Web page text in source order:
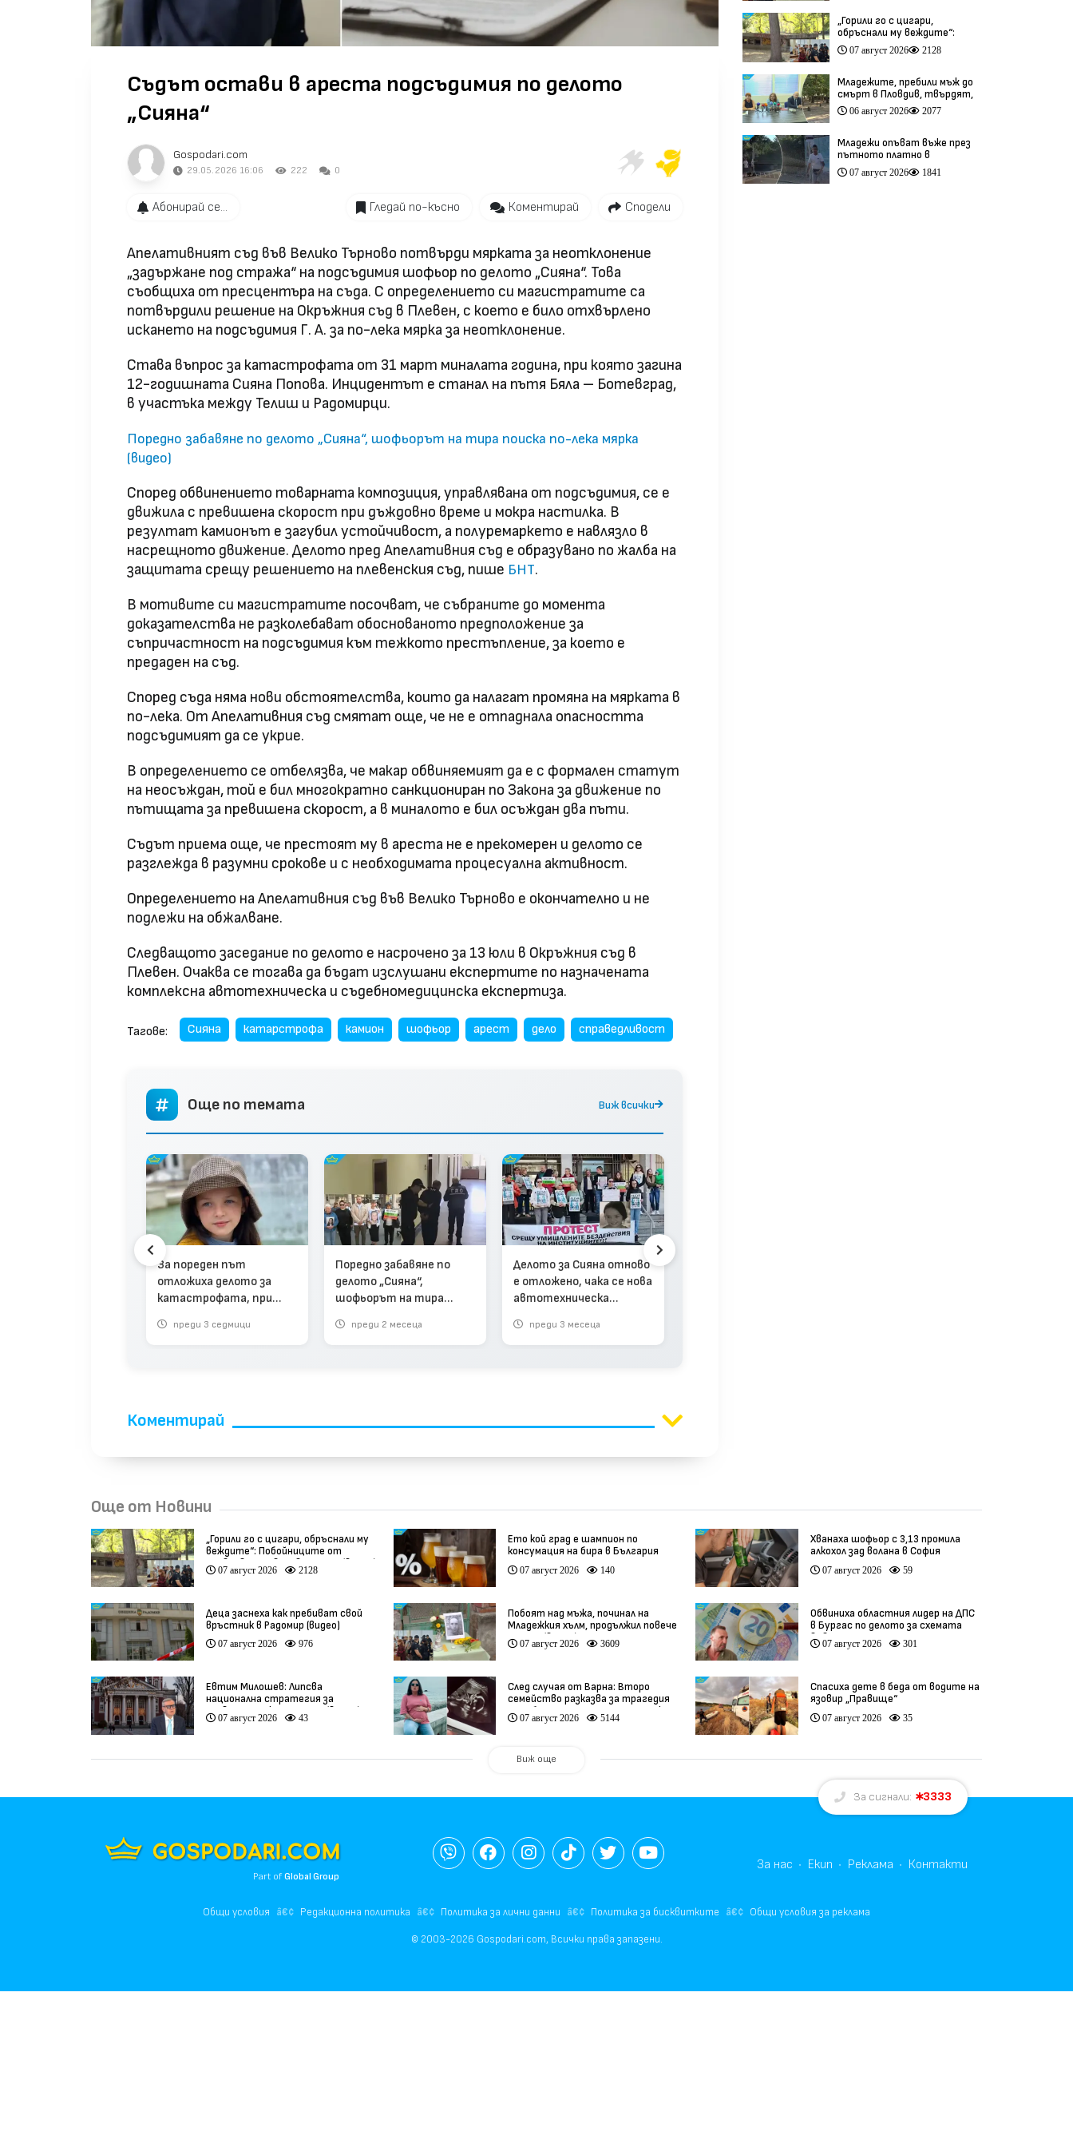
Съдът остави в ареста подсъдимия по делото
„Сияна“
Gospodari.com
29.05.2026 16:06 222 0
Абонирай се... Гледай по-късно Коментирай Сподели
Апелативният съд във Велико Търново потвърди мярката за неотклонение
„задържане под стража“ на подсъдимия шофьор по делото „Сияна“. Това
съобщиха от пресцентъра на съда. С определението си магистратите са
потвърдили решение на Окръжния съд в Плевен, с което е било отхвърлено
искането на подсъдимия Г. А. за по-лека мярка за неотклонение.
Става въпрос за катастрофата от 31 март миналата година, при която загина
12-годишната Сияна Попова. Инцидентът е станал на пътя Бяла – Ботевград,
в участъка между Телиш и Радомирци.
Поредно забавяне по делото „Сияна“, шофьорът на тира поиска по-лека мярка
(видео)
Според обвинението товарната композиция, управлявана от подсъдимия, се е
движила с превишена скорост при дъждовно време и мокра настилка. В
резултат камионът е загубил устойчивост, а полуремаркето е навлязло в
насрещното движение. Делото пред Апелативния съд е образувано по жалба на
защитата срещу решението на плевенския съд, пише БНТ.
В мотивите си магистратите посочват, че събраните до момента
доказателства не разколебават обоснованото предположение за
съпричастност на подсъдимия към тежкото престъпление, за което е
предаден на съд.
Според съда няма нови обстоятелства, които да налагат промяна на мярката в
по-лека. От Апелативния съд смятат още, че не е отпаднала опасността
подсъдимият да се укрие.
В определението се отбелязва, че макар обвиняемият да е с формален статут
на неосъждан, той е бил многократно санкциониран по Закона за движение по
пътищата за превишена скорост, а в миналото е бил осъждан два пъти.
Съдът приема още, че престоят му в ареста не е прекомерен и делото се
разглежда в разумни срокове и с необходимата процесуална активност.
Определението на Апелативния съд във Велико Търново е окончателно и не
подлежи на обжалване.
Следващото заседание по делото е насрочено за 13 юли в Окръжния съд в
Плевен. Очаква се тогава да бъдат изслушани експертите по назначената
комплексна автотехническа и съдебномедицинска експертиза.
Тагове: Сияна катарстрофа камион шофьор арест дело справедливост
Още по темата Виж всички
За пореден път
отложиха делото за
катастрофата, при
преди 3 седмици
Поредно забавяне по
делото „Сияна“,
шофьорът на тира
(видео)
преди 2 месеца
Делото за Сияна отново
е отложено, чака се нова
автотехническа
преди 3 месеца
Коментирай
„Горили го с цигари,
обръснали му веждите“:
Побойниците от Пловдив
остават в ареста (видео)
07 август 2026 2128
Младежите, пребили мъж до
смърт в Пловдив, твърдят,
че са „ловци на педофили”
(видео)
06 август 2026 2077
Младежи опъват въже през
пътното платно в
столичния квартал „Обеля“
(видео)
07 август 2026 1841
Още от Новини
„Горили го с цигари, обръснали му
веждите“: Побойниците от
Пловдив остават в ареста (видео)
07 август 2026 2128
Ето кой град е шампион по
консумация на бира в България
07 август 2026 140
Хванаха шофьор с 3,13 промила
алкохол зад волана в София
07 август 2026 59
Деца заснеха как пребиват свой
връстник в Радомир (видео)
07 август 2026 976
Побоят над мъжа, починал на
Младежкия хълм, продължил повече
от час (видео)
07 август 2026 3609
Обвиниха областния лидер на ДПС
в Бургас по делото за схемата
във ВиК
07 август 2026 301
Евтим Милошев: Липсва
национална стратегия за
развитие на културата (видео)
07 август 2026 43
След случая от Варна: Второ
семейство разказва за трагедия
след бременност при същия лекар
(видео)
07 август 2026 5144
Спасиха дете в беда от водите на
язовир „Правище“
07 август 2026 35
Виж още
За сигнали: 3333
Part ofGlobal Group
За нас Екип Реклама Контакти
Общи условия Редакционна политика Политика за лични данни Политика за бисквитките Общи условия за реклама
© 2003-2026 Gospodari.com, Всички права запазени.